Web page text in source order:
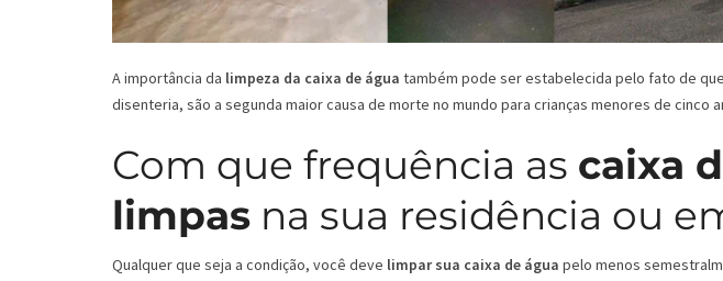
A importância da limpeza da caixa de água também pode ser estabelecida pelo fato de
disenteria, são a segunda maior causa de morte no mundo para crianças menores de cinco
Com que frequência as caixa
limpas na sua residência ou
Qualquer que seja a condição, você deve limpar sua caixa de água pelo menos